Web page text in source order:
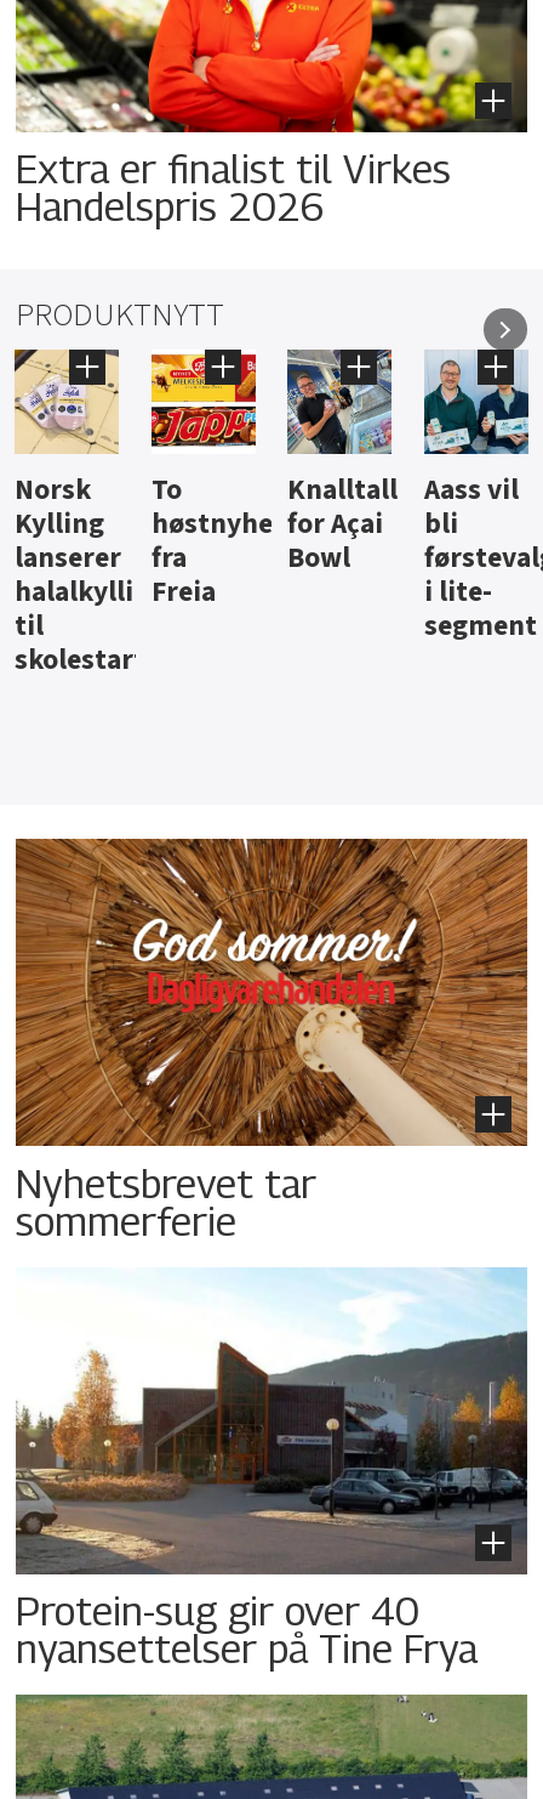
Extra er finalist til Virkes
Handelspris 2026
PRODUKTNYTT
Knalltall
for Açai
Bowl
Aass vil
bli
førstevalg
Brus og
jus fra
Berentsen
Nyhetsbrevet tar
sommerferie
Protein-sug gir over 40
nyansettelser på Tine Frya